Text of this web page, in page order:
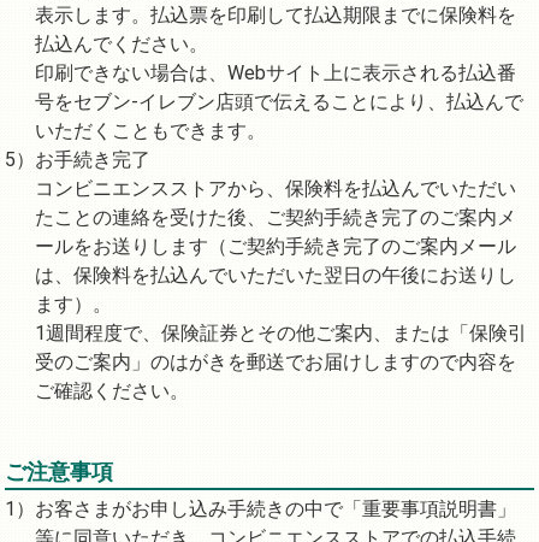
表示します。払込票を印刷して払込期限までに保険料を
払込んでください。
印刷できない場合は、Webサイト上に表示される払込番
号をセブン-イレブン店頭で伝えることにより、払込んで
いただくこともできます。
お手続き完了
コンビニエンスストアから、保険料を払込んでいただい
たことの連絡を受けた後、ご契約手続き完了のご案内メ
ールをお送りします（ご契約手続き完了のご案内メール
は、保険料を払込んでいただいた翌日の午後にお送りし
ます）。
1週間程度で、保険証券とその他ご案内、または「保険引
受のご案内」のはがきを郵送でお届けしますので内容を
ご確認ください。
ご注意事項
お客さまがお申し込み手続きの中で「重要事項説明書」